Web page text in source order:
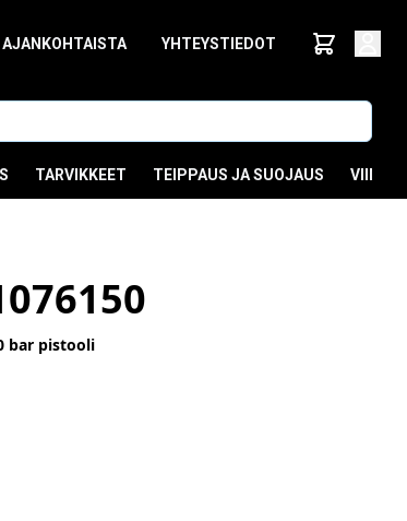
AJANKOHTAISTA YHTEYSTIEDOT
TARVIKKEET TEIPPAUS JA SUOJAUS
bar pistooli